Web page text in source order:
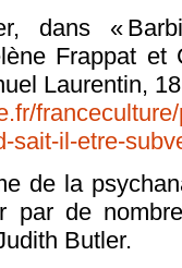
dans «
Frappat
Laurentin,
sait-il-etre-
de la
de
Butler.